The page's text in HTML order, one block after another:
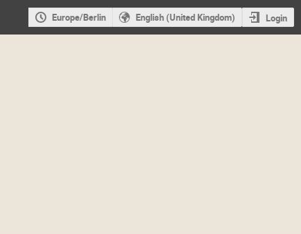
Europe/Berlin English (United Kingdom) Login